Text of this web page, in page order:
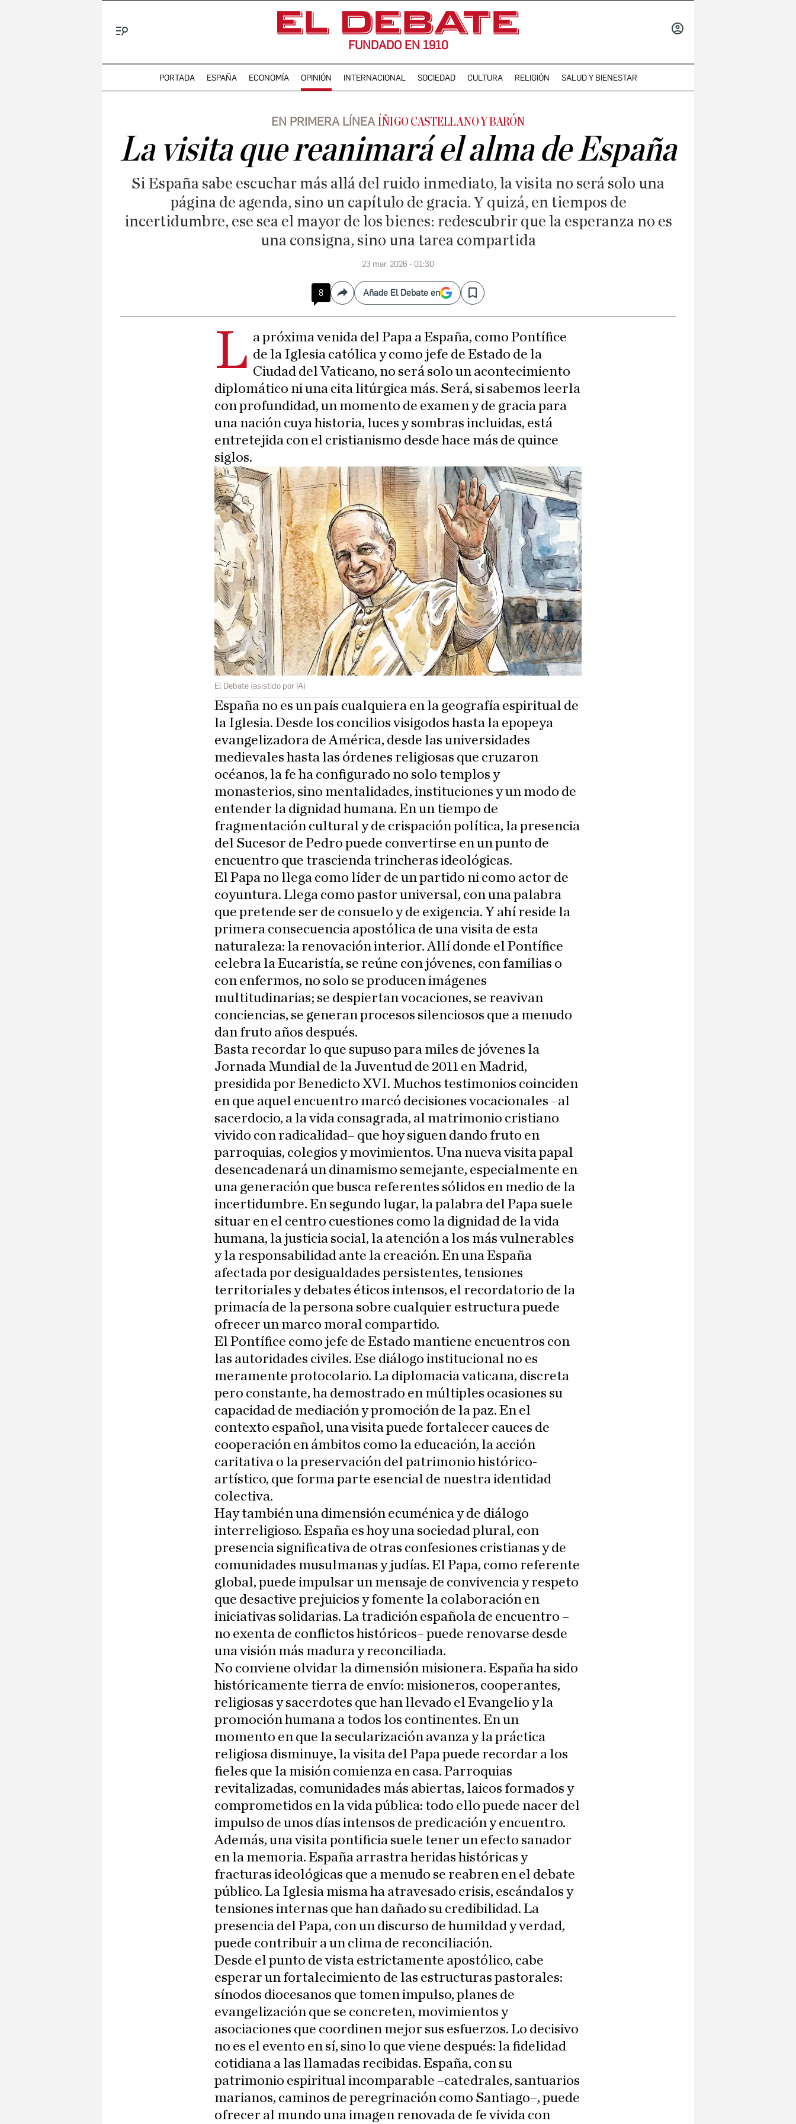
FUNDADO EN 1910
PORTADA ESPAÑA ECONOMÍA OPINIÓN INTERNACIONAL SOCIEDAD CULTURA RELIGIÓN SALUD Y BIENESTAR
EN PRIMERA LÍNEA ÍÑIGO CASTELLANO Y BARÓN
La visita que reanimará el alma de España
Si España sabe escuchar más allá del ruido inmediato, la visita no será solo una
página de agenda, sino un capítulo de gracia. Y quizá, en tiempos de
incertidumbre, ese sea el mayor de los bienes: redescubrir que la esperanza no es
una consigna, sino una tarea compartida
23 mar. 2026 - 01:30
8 CompartirAñade El Debate en Save
L a próxima venida del Papa a España, como Pontífice
de la Iglesia católica y como jefe de Estado de la
Ciudad del Vaticano, no será solo un acontecimiento
diplomático ni una cita litúrgica más. Será, si sabemos leerla
con profundidad, un momento de examen y de gracia para
una nación cuya historia, luces y sombras incluidas, está
entretejida con el cristianismo desde hace más de quince
siglos.
El Debate (asistido por IA)
España no es un país cualquiera en la geografía espiritual de
la Iglesia. Desde los concilios visigodos hasta la epopeya
evangelizadora de América, desde las universidades
medievales hasta las órdenes religiosas que cruzaron
océanos, la fe ha configurado no solo templos y
monasterios, sino mentalidades, instituciones y un modo de
entender la dignidad humana. En un tiempo de
fragmentación cultural y de crispación política, la presencia
del Sucesor de Pedro puede convertirse en un punto de
encuentro que trascienda trincheras ideológicas.
El Papa no llega como líder de un partido ni como actor de
coyuntura. Llega como pastor universal, con una palabra
que pretende ser de consuelo y de exigencia. Y ahí reside la
primera consecuencia apostólica de una visita de esta
naturaleza: la renovación interior. Allí donde el Pontífice
celebra la Eucaristía, se reúne con jóvenes, con familias o
con enfermos, no solo se producen imágenes
multitudinarias; se despiertan vocaciones, se reavivan
conciencias, se generan procesos silenciosos que a menudo
dan fruto años después.
Basta recordar lo que supuso para miles de jóvenes la
Jornada Mundial de la Juventud de 2011 en Madrid,
presidida por Benedicto XVI. Muchos testimonios coinciden
en que aquel encuentro marcó decisiones vocacionales –al
sacerdocio, a la vida consagrada, al matrimonio cristiano
vivido con radicalidad– que hoy siguen dando fruto en
parroquias, colegios y movimientos. Una nueva visita papal
desencadenará un dinamismo semejante, especialmente en
una generación que busca referentes sólidos en medio de la
incertidumbre. En segundo lugar, la palabra del Papa suele
situar en el centro cuestiones como la dignidad de la vida
humana, la justicia social, la atención a los más vulnerables
y la responsabilidad ante la creación. En una España
afectada por desigualdades persistentes, tensiones
territoriales y debates éticos intensos, el recordatorio de la
primacía de la persona sobre cualquier estructura puede
ofrecer un marco moral compartido.
El Pontífice como jefe de Estado mantiene encuentros con
las autoridades civiles. Ese diálogo institucional no es
meramente protocolario. La diplomacia vaticana, discreta
pero constante, ha demostrado en múltiples ocasiones su
capacidad de mediación y promoción de la paz. En el
contexto español, una visita puede fortalecer cauces de
cooperación en ámbitos como la educación, la acción
caritativa o la preservación del patrimonio histórico-
artístico, que forma parte esencial de nuestra identidad
colectiva.
Hay también una dimensión ecuménica y de diálogo
interreligioso. España es hoy una sociedad plural, con
presencia significativa de otras confesiones cristianas y de
comunidades musulmanas y judías. El Papa, como referente
global, puede impulsar un mensaje de convivencia y respeto
que desactive prejuicios y fomente la colaboración en
iniciativas solidarias. La tradición española de encuentro –
no exenta de conflictos históricos– puede renovarse desde
una visión más madura y reconciliada.
No conviene olvidar la dimensión misionera. España ha sido
históricamente tierra de envío: misioneros, cooperantes,
religiosas y sacerdotes que han llevado el Evangelio y la
promoción humana a todos los continentes. En un
momento en que la secularización avanza y la práctica
religiosa disminuye, la visita del Papa puede recordar a los
fieles que la misión comienza en casa. Parroquias
revitalizadas, comunidades más abiertas, laicos formados y
comprometidos en la vida pública: todo ello puede nacer del
impulso de unos días intensos de predicación y encuentro.
Además, una visita pontificia suele tener un efecto sanador
en la memoria. España arrastra heridas históricas y
fracturas ideológicas que a menudo se reabren en el debate
público. La Iglesia misma ha atravesado crisis, escándalos y
tensiones internas que han dañado su credibilidad. La
presencia del Papa, con un discurso de humildad y verdad,
puede contribuir a un clima de reconciliación.
Desde el punto de vista estrictamente apostólico, cabe
esperar un fortalecimiento de las estructuras pastorales:
sínodos diocesanos que tomen impulso, planes de
evangelización que se concreten, movimientos y
asociaciones que coordinen mejor sus esfuerzos. Lo decisivo
no es el evento en sí, sino lo que viene después: la fidelidad
cotidiana a las llamadas recibidas. España, con su
patrimonio espiritual incomparable –catedrales, santuarios
marianos, caminos de peregrinación como Santiago–, puede
ofrecer al mundo una imagen renovada de fe vivida con